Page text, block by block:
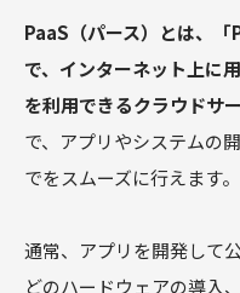
PaaS（パース）とは、
で、インターネット上に
を利用できるクラウドサ
で、アプリやシステムの
でをスムーズに行えます。
通常、アプリを開発して
どのハードウェアの導入